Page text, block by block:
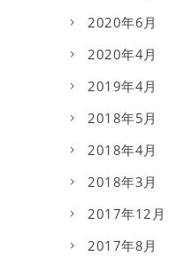
2020年6月
2020年4月
2019年4月
2018年5月
2018年4月
2018年3月
2017年12月
2017年8月